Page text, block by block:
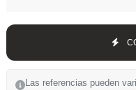
Las referencias pueden